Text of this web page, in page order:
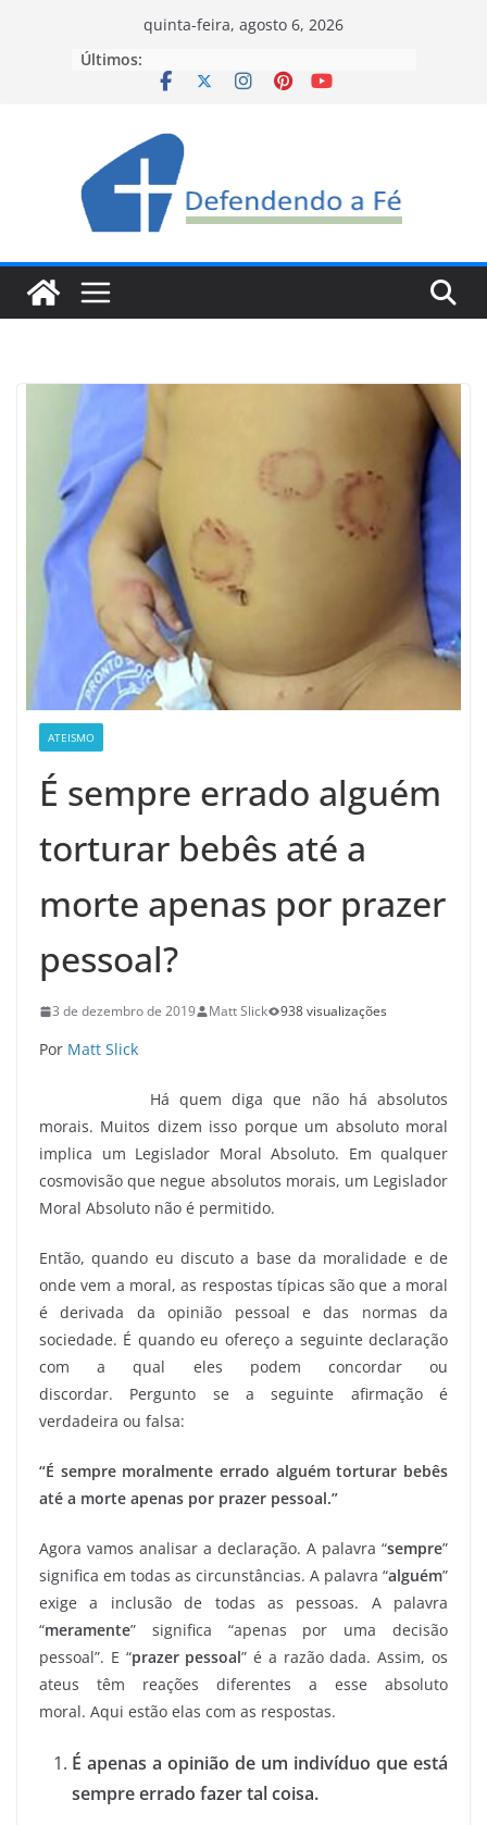
quinta-feira, agosto 6, 2026
Últimos:
ATEISMO
É sempre errado alguém
torturar bebês até a
morte apenas por prazer
pessoal?
3 de dezembro de 2019 Matt Slick 938 visualizações
Por Matt Slick
Há quem diga que não há absolutos
morais. Muitos dizem isso porque um absoluto moral
implica um Legislador Moral Absoluto. Em qualquer
cosmovisão que negue absolutos morais, um Legislador
Moral Absoluto não é permitido.
Então, quando eu discuto a base da moralidade e de
onde vem a moral, as respostas típicas são que a moral
é derivada da opinião pessoal e das normas da
sociedade. É quando eu ofereço a seguinte declaração
com a qual eles podem concordar ou
discordar. Pergunto se a seguinte afirmação é
verdadeira ou falsa:
“É sempre moralmente errado alguém torturar bebês
até a morte apenas por prazer pessoal.”
Agora vamos analisar a declaração. A palavra “sempre”
significa em todas as circunstâncias. A palavra “alguém”
exige a inclusão de todas as pessoas. A palavra
“meramente” significa “apenas por uma decisão
pessoal”. E “prazer pessoal” é a razão dada. Assim, os
ateus têm reações diferentes a esse absoluto
moral. Aqui estão elas com as respostas.
É apenas a opinião de um indivíduo que está
sempre errado fazer tal coisa.